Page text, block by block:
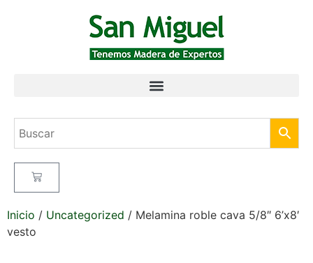
Inicio / Uncategorized / Melamina roble cava 5/8″ 6’x8′
vesto